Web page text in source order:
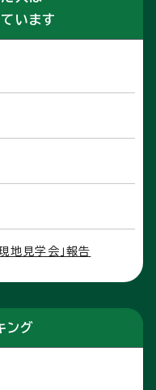
います
地見学会」報告
ング